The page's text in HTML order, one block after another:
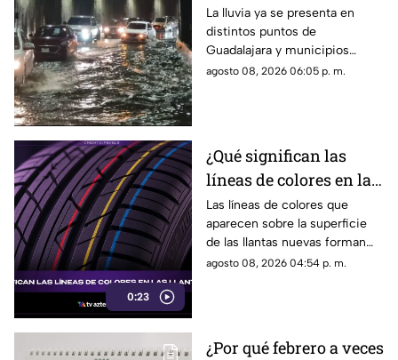
Guadalajara deja
fuertes vientos y
amenaza de granizo
La lluvia ya se presenta en
distintos puntos de
Guadalajara y municipios
cercanos, con fuertes vientos,
agosto 08, 2026 06:05 p. m.
0:23
¿Qué significan las
líneas de colores en las
llantas nuevas?
Las líneas de colores que
aparecen sobre la superficie
de las llantas nuevas forman
parte del proceso de
agosto 08, 2026 04:54 p. m.
¿Por qué febrero a veces